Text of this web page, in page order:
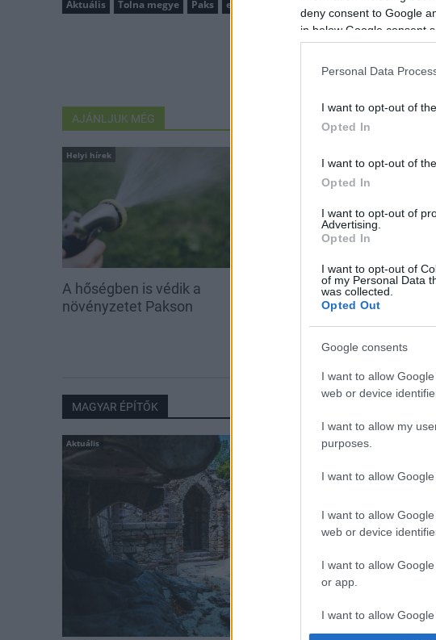
deny consent to Google
in below Google consent
Personal Data
I want to opt-out of
Opted In
I want to opt-out of
Opted In
I want to opt-out of
Advertising.
Opted In
I want to opt-out of
of my Personal Data
was collected.
Opted Out
Google consents
I want to allow
web or device
I want to allow my
purposes.
I want to allow
I want to allow
web or device
I want to allow
or app.
I want to allow
Aktuális Tolna megye Paks eNu e-mobilitás Protheus Holding Zrt.
AJÁNLJUK MÉG
Helyi hírek
A hőségben is védik a
növényzetet Pakson
Idén is PajTáska, egy
segítség a paksi
iskolakezdéshez
MAGYAR ÉPÍTŐK
Aktuális